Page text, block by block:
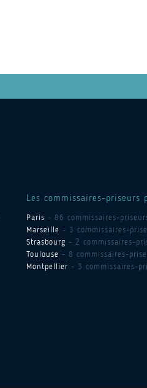
Les commissaires-priseurs
Paris - 86 commissaires-
Marseille - 3 commissaires-
Strasbourg - 2 commissaires-
Toulouse - 8 commissaires-
Montpellier - 3 commissaires-